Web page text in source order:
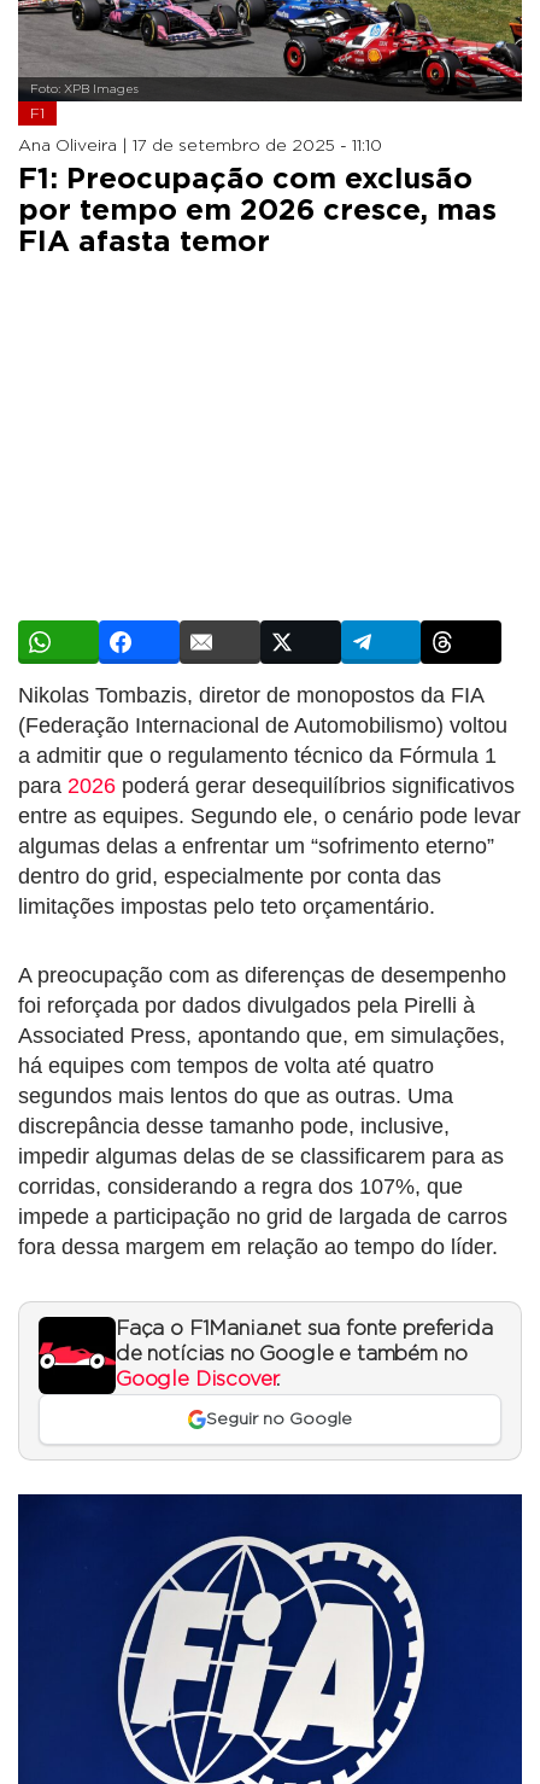
Foto: XPB Images
F1
Ana Oliveira | 17 de setembro de 2025 - 11:10
F1: Preocupação com exclusão
por tempo em 2026 cresce, mas
FIA afasta temor
Nikolas Tombazis, diretor de monopostos da FIA
(Federação Internacional de Automobilismo) voltou
a admitir que o regulamento técnico da Fórmula 1
para 2026 poderá gerar desequilíbrios significativos
entre as equipes. Segundo ele, o cenário pode levar
algumas delas a enfrentar um “sofrimento eterno”
dentro do grid, especialmente por conta das
limitações impostas pelo teto orçamentário.
A preocupação com as diferenças de desempenho
foi reforçada por dados divulgados pela Pirelli à
Associated Press, apontando que, em simulações,
há equipes com tempos de volta até quatro
segundos mais lentos do que as outras. Uma
discrepância desse tamanho pode, inclusive,
impedir algumas delas de se classificarem para as
corridas, considerando a regra dos 107%, que
impede a participação no grid de largada de carros
fora dessa margem em relação ao tempo do líder.
Faça o F1Mania.net sua fonte preferida
de notícias no Google e também no
Google Discover.
Seguir no Google